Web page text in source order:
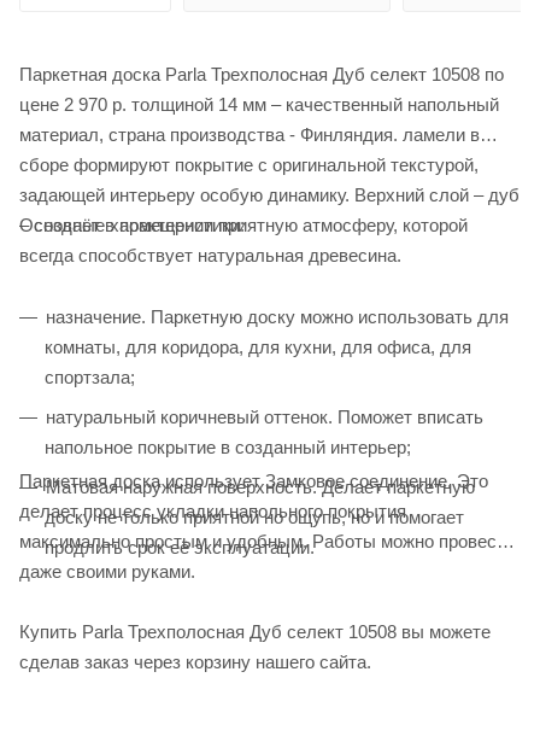
Паркетная доска Parla Трехполосная Дуб селект 10508 по
цене 2 970 р. толщиной 14 мм – качественный напольный
материал, страна производства - Финляндия. ламели в
сборе формируют покрытие с оригинальной текстурой,
задающей интерьеру особую динамику. Верхний слой – дуб
– создаёт в помещении приятную атмосферу, которой
всегда способствует натуральная древесина.
Основные характеристики:
назначение. Паркетную доску можно использовать для
комнаты, для коридора, для кухни, для офиса, для
спортзала;
натуральный коричневый оттенок. Поможет вписать
напольное покрытие в созданный интерьер;
Матовая наружная поверхность. Делает паркетную
доску не только приятной но ощупь, но и помогает
продлить срок её эксплуатации.
Паркетная доска использует Замковое соединение. Это
делает процесс укладки напольного покрытия
максимально простым и удобным. Работы можно провести
даже своими руками.
Купить Parla Трехполосная Дуб селект 10508 вы можете
сделав заказ через корзину нашего сайта.